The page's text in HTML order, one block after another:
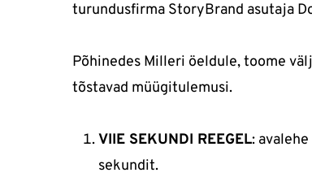
turundusfirma StoryBrand asutaja
Põhinedes Milleri öeldule, toome
tõstavad müügitulemusi.
VIIE SEKUNDI REEGEL: avalehe
sekundit.